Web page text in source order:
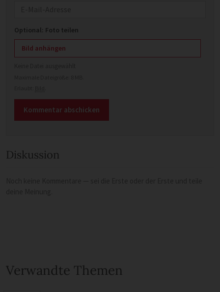
Optional: Foto teilen
Bild anhängen
Diskussion
Verwandte Themen